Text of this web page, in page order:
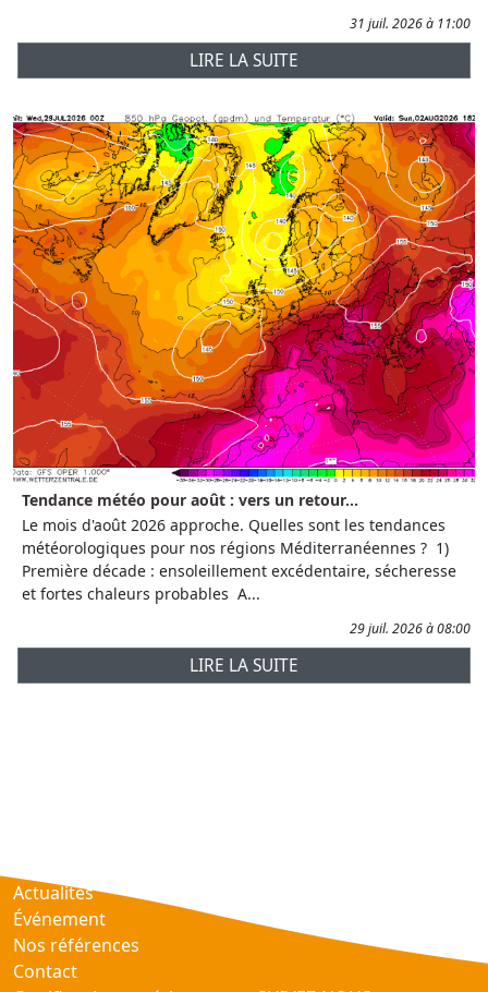
31 juil. 2026 à 11:00
LIRE LA SUITE
Tendance météo pour août : vers un retour...
Le mois d'août 2026 approche. Quelles sont les tendances
météorologiques pour nos régions Méditerranéennes ? 1)
Première décade : ensoleillement excédentaire, sécheresse
et fortes chaleurs probables A...
29 juil. 2026 à 08:00
LIRE LA SUITE
Actualités
Événement
Nos références
Contact